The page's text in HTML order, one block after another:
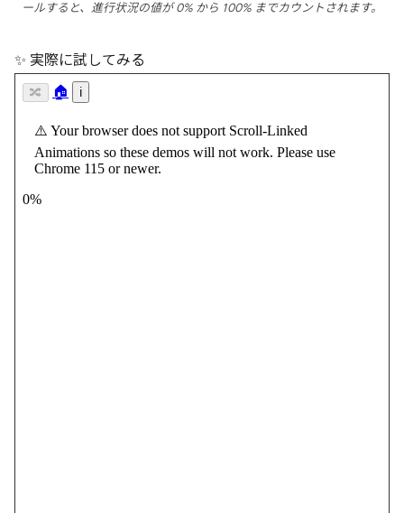
ールすると、進行状況の値が 0% から 100% までカウントされます。
✨ 実際に試してみる